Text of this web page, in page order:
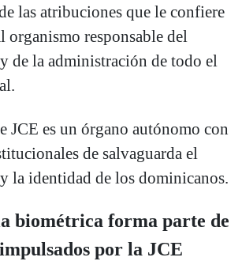
las atribuciones que le confiere
organismo responsable del
de la administración de todo el
JCE es un órgano autónomo con
de salvaguarda el
la identidad de los dominicanos.
biométrica forma parte de
por la JCE